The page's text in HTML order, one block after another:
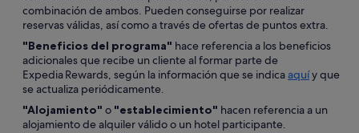
combinación de ambos. Pueden conseguirse por realizar
reservas válidas, así como a través de ofertas de puntos extra.
"Beneficios del programa" hace referencia a los beneficios
adicionales que recibe un cliente al formar parte de
Expedia Rewards, según la información que se indica aquíy que
se actualiza periódicamente.
"Alojamiento" o "establecimiento" hacen referencia a un
alojamiento de alquiler válido o un hotel participante.